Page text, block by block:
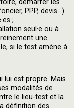
démarrer les
PPP, devis...)
;
seul·e ou à
une
si le test amène à
lui est propre. Mais
modalités de
le lieu-test et la
définition des